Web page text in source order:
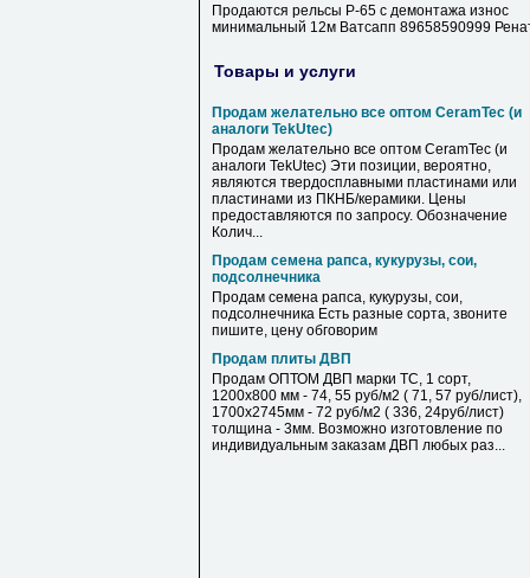
Продаются рельсы Р-65 с демонтажа износ
минимальный 12м Ватсапп 89658590999
Товары и услуги
Продам желательно все оптом CeramTec (и
аналоги TekUtec)
Продам желательно все оптом CeramTec (и
аналоги TekUtec) Эти позиции, вероятно,
являются твердосплавными пластинами или
пластинами из ПКНБ/керамики. Цены
предоставляются по запросу. Обозначение
Колич...
Продам семена рапса, кукурузы, сои,
подсолнечника
Продам семена рапса, кукурузы, сои,
подсолнечника Есть разные сорта, звоните
пишите, цену обговорим
Продам плиты ДВП
Продам ОПТОМ ДВП марки ТС, 1 сорт,
1200х800 мм - 74, 55 руб/м2 ( 71, 57 руб/лист),
1700х2745мм - 72 руб/м2 ( 336, 24руб/лист)
толщина - 3мм. Возможно изготовление по
индивидуальным заказам ДВП любых раз...